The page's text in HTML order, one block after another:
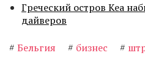
Греческий остров Кеа
дайверов
# Бельгия # бизнес #